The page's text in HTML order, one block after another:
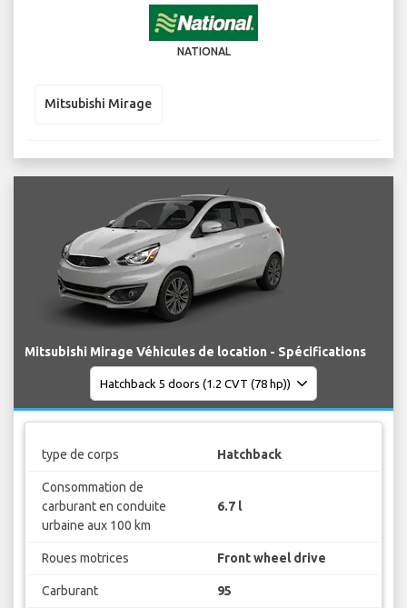
NATIONAL
Mitsubishi Mirage
Mitsubishi Mirage Véhicules de location - Spécifications
type de corps Hatchback
Consommation de
carburant en conduite
urbaine aux 100 km
6.7 l
Roues motrices Front wheel drive
Carburant 95